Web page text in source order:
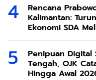
Rencana
Kalimantan:
Ekonomi SDA
Penipuan Digital
Tengah, OJK
Hingga Awal